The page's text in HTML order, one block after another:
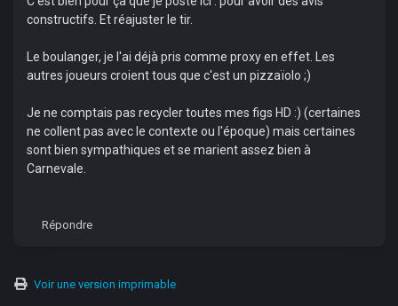
constructifs. Et réajuster le tir.
Le boulanger, je l'ai déjà pris comme proxy en effet. Les
autres joueurs croient tous que c'est un pizzaïolo ;)
Je ne comptais pas recycler toutes mes figs HD :) (certaines
ne collent pas avec le contexte ou l'époque) mais certaines
sont bien sympathiques et se marient assez bien à
Carnevale.
Répondre
Voir une version imprimable